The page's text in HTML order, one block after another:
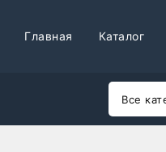
Главная Каталог